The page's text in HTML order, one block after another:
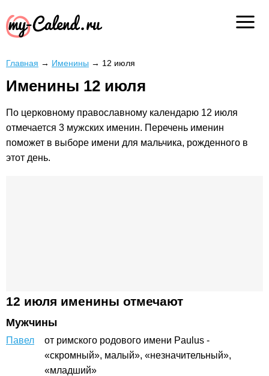
Главная → Именины → 12 июля
Именины 12 июля
По церковному православному календарю 12 июля
отмечается 3 мужских именин. Перечень именин
поможет в выборе имени для мальчика, рожденного в
этот день.
12 июля именины отмечают
Мужчины
Павел
от римского родового имени Paulus -
«скромный», малый», «незначительный»,
«младший»